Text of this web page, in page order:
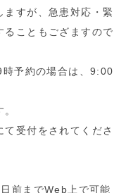
ますが、急患対応・緊
ることもござますので
予約の場合は、9:00
受付をされてくださ
前までWeb上で可能